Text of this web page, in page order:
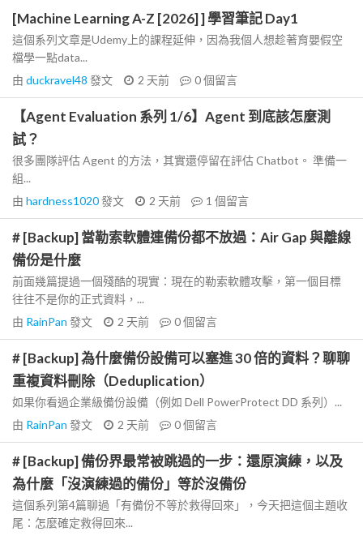
[Machine Learning A-Z [2026] ] 學習筆記 Day1
這個系列文章是Udemy上的課程延伸，因為我個人想趁著育嬰假空
檔學一點data...
由 duckravel48 發文 2 天前 0個留言
【Agent Evaluation 系列 1/6】Agent 到底該怎麼測
試？
很多團隊評估 Agent 的方法，其實還停留在評估 Chatbot。 準備一
組...
由 hardness1020發文 2 天前 1 個留言
# [Backup] 當勒索軟體連備份都不放過：Air Gap 與離線
備份是什麼
前面幾篇提過一個殘酷的現實：現在的勒索軟體攻擊，第一個目標
往往不是你的正式資料，...
由 RainPan 發文 2 天前 0個留言
# [Backup] 為什麼備份設備可以塞進 30 倍的資料？聊聊
重複資料刪除（Deduplication）
如果你看過企業級備份設備（例如 Dell PowerProtect DD 系列）...
由 RainPan 發文 2 天前 0個留言
# [Backup] 備份界最常被跳過的一步：還原演練，以及
為什麼「沒演練過的備份」等於沒備份
這個系列第4篇聊過「有備份不等於救得回來」，今天把這個主題收
尾：怎麼確定救得回來...